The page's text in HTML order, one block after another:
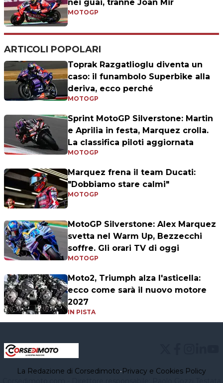
nei guai, tranne Joan Mir
MOTOGP
ARTICOLI POPOLARI
Toprak Razgatlioglu diventa un
caso: il funambolo Superbike alla
deriva, ecco perché
MOTOGP
Sprint MotoGP Silverstone: Martin
e Aprilia in festa, Marquez crolla.
La classifica piloti aggiornata
MOTOGP
Marquez frena il team Ducati:
"Dobbiamo stare calmi"
MOTOGP
MotoGP Silverstone: Alex Marquez
svetta nel Warm Up, Bezzecchi
soffre. Gli orari TV di oggi
MOTOGP
Moto2, Triumph alza l'asticella:
ecco come sarà il nuovo motore
2027
IN PISTA
La Redazione di Corsedimoto•Privacy e Cookies Policy